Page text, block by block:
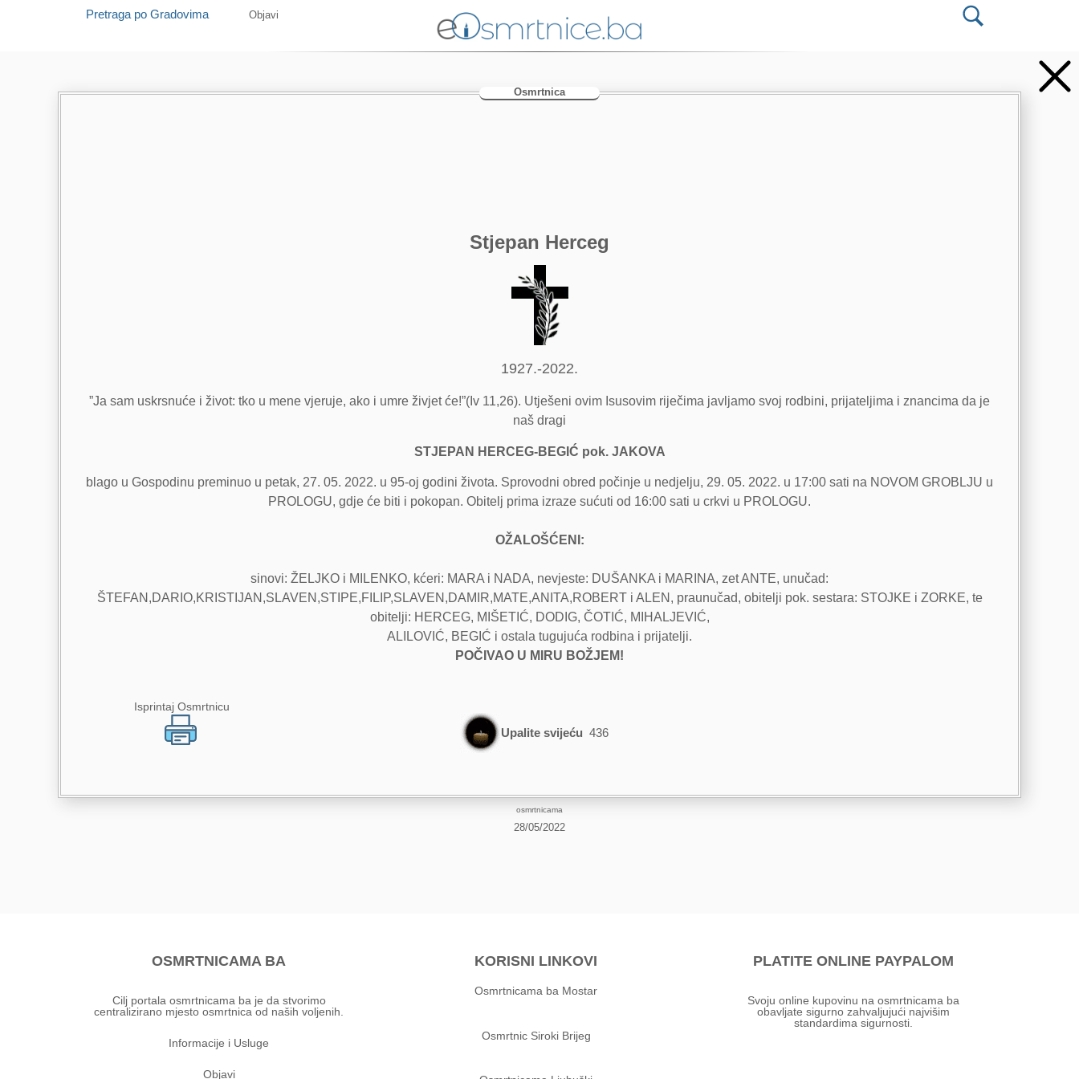
Pretraga po Gradovima Objavi
Osmrtnica
Stjepan Herceg
1927.-2022.
”Ja sam uskrsnuće i život: tko u mene vjeruje, ako i umre živjet će!”(Iv 11,26). Utješeni ovim Isusovim riječima javljamo svoj rodbini, prijateljima i znancima da je
naš dragi
STJEPAN HERCEG-BEGIĆ pok. JAKOVA
blago u Gospodinu preminuo u petak, 27. 05. 2022. u 95-oj godini života. Sprovodni obred počinje u nedjelju, 29. 05. 2022. u 17:00 sati na NOVOM GROBLJU u
PROLOGU, gdje će biti i pokopan. Obitelj prima izraze sućuti od 16:00 sati u crkvi u PROLOGU.
OŽALOŠĆENI:
sinovi: ŽELJKO i MILENKO, kćeri: MARA i NADA, nevjeste: DUŠANKA i MARINA, zet ANTE, unučad:
ŠTEFAN,DARIO,KRISTIJAN,SLAVEN,STIPE,FILIP,SLAVEN,DAMIR,MATE,ANITA,ROBERT i ALEN, praunučad, obitelji pok. sestara: STOJKE i ZORKE, te
obitelji: HERCEG, MIŠETIĆ, DODIG, ČOTIĆ, MIHALJEVIĆ,
ALILOVIĆ, BEGIĆ i ostala tugujuća rodbina i prijatelji.
POČIVAO U MIRU BOŽJEM!
Isprintaj Osmrtnicu
Upalite svijeću 436
osmrtnicama
28/05/2022
OSMRTNICAMA BA
Cilj portala osmrtnicama ba je da stvorimo
centralizirano mjesto osmrtnica od naših voljenih.
Informacije i Usluge
Objavi
KORISNI LINKOVI
Osmrtnicama ba Mostar
Osmrtnic Siroki Brijeg
PLATITE ONLINE PAYPALOM
Svoju online kupovinu na osmrtnicama ba
obavljate sigurno zahvaljujući najvišim
standardima sigurnosti.